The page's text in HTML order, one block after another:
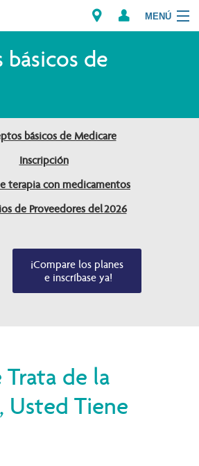
MENÚ
Farmacia
de
básicos de Medicare
Inscripción
terapia con medicamentos
de Proveedores del 2026
¡Compare los planes
e inscríbase ya!
Trata de la
Usted Tiene